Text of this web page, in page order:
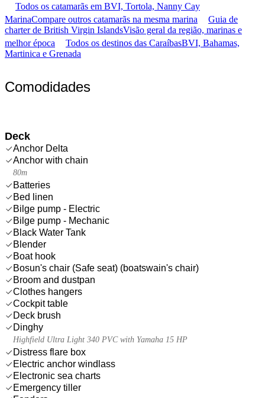
Todos os catamarãs em BVI, Tortola, Nanny Cay
MarinaCompare outros catamarãs na mesma marina
Guia de
charter de British Virgin IslandsVisão geral da região, marinas e
melhor época
Todos os destinos das CaraíbasBVI, Bahamas,
Martinica e Grenada
Comodidades
Deck
Anchor Delta
Anchor with chain
80m
Batteries
Bed linen
Bilge pump - Electric
Bilge pump - Mechanic
Black Water Tank
Blender
Boat hook
Bosun's chair (Safe seat) (boatswain's chair)
Broom and dustpan
Clothes hangers
Cockpit table
Deck brush
Dinghy
Highfield Ultra Light 340 PVC with Yamaha 15 HP
Distress flare box
Electric anchor windlass
Electronic sea charts
Emergency tiller